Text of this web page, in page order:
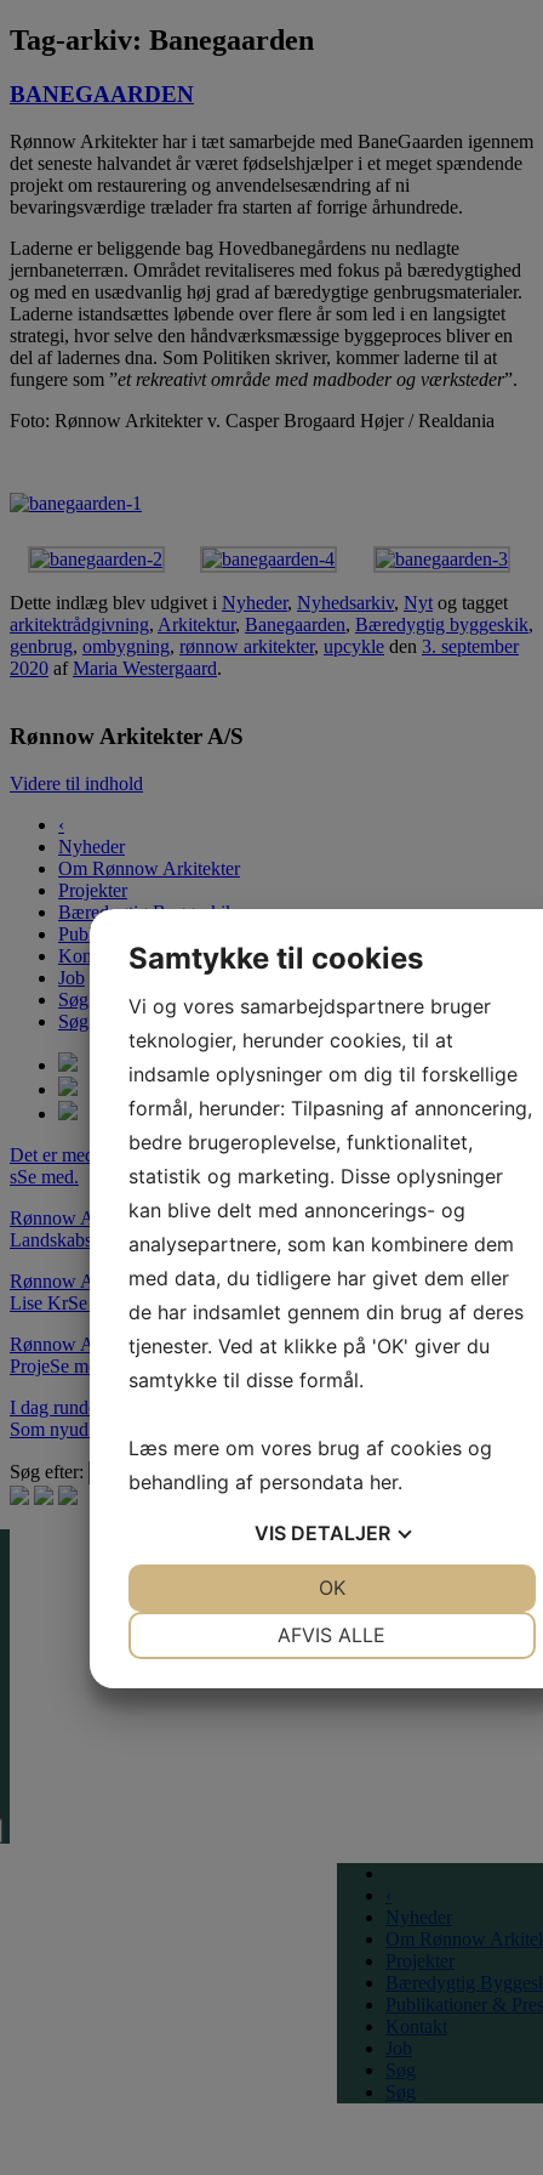
Tag-arkiv: Banegaarden
BANEGAARDEN
Rønnow Arkitekter har i tæt samarbejde med BaneGaarden igennem
det seneste halvandet år været fødselshjælper i et meget spændende
projekt om restaurering og anvendelsesændring af ni
bevaringsværdige trælader fra starten af forrige århundrede.
Laderne er beliggende bag Hovedbanegårdens nu nedlagte
jernbaneterræn. Området revitaliseres med fokus på bæredygtighed
og med en usædvanlig høj grad af bæredygtige genbrugsmaterialer.
Laderne istandsættes løbende over flere år som led i en langsigtet
strategi, hvor selve den håndværksmæssige byggeproces bliver en
del af ladernes dna. Som Politiken skriver, kommer laderne til at
fungere som ”et rekreativt område med madboder og værksteder”.
Foto: Rønnow Arkitekter v. Casper Brogaard Højer / Realdania
Dette indlæg blev udgivet i Nyheder, Nyhedsarkiv, Nyt og tagget
arkitektrådgivning, Arkitektur, Banegaarden, Bæredygtig byggeskik,
genbrug, ombygning, rønnow arkitekter, upcykle den 3. september
2020 afMaria Westergaard.
Rønnow Arkitekter A/S
Videre til indhold
‹
Nyheder
Om Rønnow Arkitekter
Projekter
Bæredygtig Byggeskik
Publikationer & Presse
Kontakt
Job
Søg
Søg
Det er med stor glæde og stolthed at vi kan meddele, at vi blandt et
sSe med.
Rønnow Arkitekter har i samarbejde med Bascon og C.F.Møllers
Landskabs
Se med.
Rønnow Arkitekters tre indehavere, Camilla Løntoft Nybye, Inge-
Lise KrSe med.
Rønnow Arkitekter har igangsat projektet "Bæredygtig Byggeskik".
ProjeSe med.
I dag runder Gunilla Rønnow 50 aktive år i Rønnow Arkitekter!
Som nyud
Søg efter:
Nyheder
Om Rønnow
Projekter
Bæredygtig
Publikationer &
Kontakt
Job
Søg
Søg
Samtykke til cookies
Vi og vores samarbejdspartnere bruger
teknologier, herunder cookies, til at
indsamle oplysninger om dig til forskellige
formål, herunder: Tilpasning af annoncering,
bedre brugeroplevelse, funktionalitet,
statistik og marketing. Disse oplysninger
kan blive delt med annoncerings- og
analysepartnere, som kan kombinere dem
med data, du tidligere har givet dem eller
de har indsamlet gennem din brug af deres
tjenester. Ved at klikke på 'OK' giver du
samtykke til disse formål.
Læs mere om vores brug af cookies og
behandling af persondata her.
VIS DETALJER
AFVIS ALLE
OK